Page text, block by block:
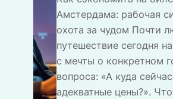
Амстердама: рабочая
охота за чудом Почти
путешествие сегодня
с мечты о конкретном
вопроса: «А куда
адекватные цены?».